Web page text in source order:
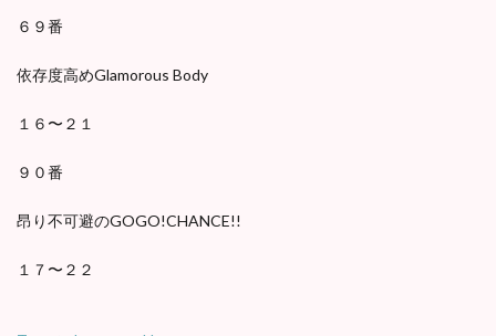
６９番
依存度高めGlamorous Body
１６〜２１
９０番
昂り不可避のGOGO!CHANCE!!
１７〜２２